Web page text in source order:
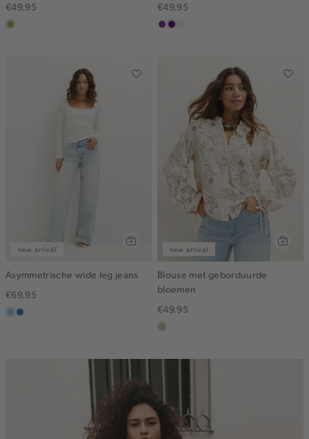
€49.95
meerkleurig
€49.95
middenpaars
indigo
new arrival
Asymmetrische wide leg jeans
€69.95
blauw,blauw,
new arrival
Blouse met geborduurde
bloemen
€49.95
lichtzand